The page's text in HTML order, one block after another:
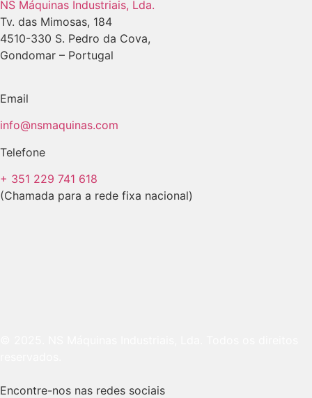
NS Máquinas Industriais, Lda.
Tv. das Mimosas, 184
4510-330 S. Pedro da Cova,
Gondomar – Portugal
Email
info@nsmaquinas.com
Telefone
+ 351 229 741 618
(Chamada para a rede fixa nacional)
Encontre-nos nas redes sociais